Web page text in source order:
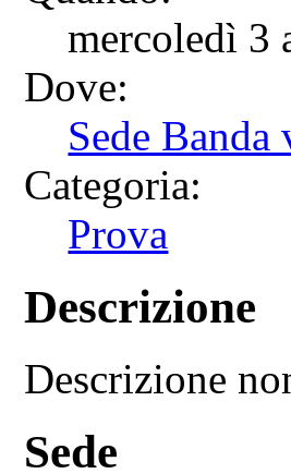
mercoledì 3
Dove:
Sede
Categoria:
Prova
Descrizione
Descrizione
Sede